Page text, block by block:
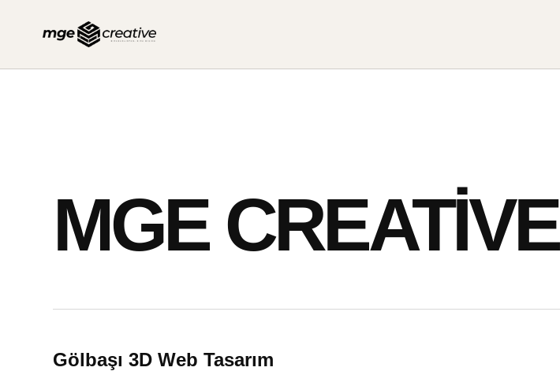
MGE CREATIVE
Gölbaşı 3D Web Tasarım